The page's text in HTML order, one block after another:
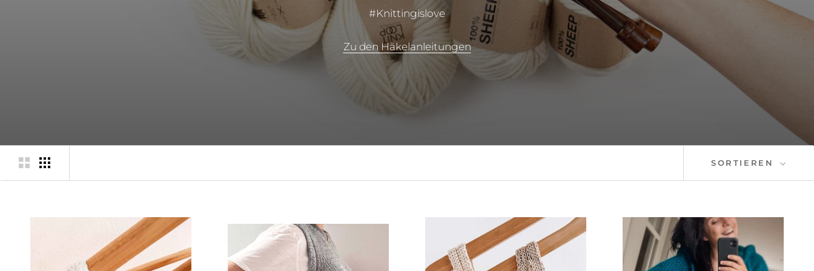
#Knittingislove
Zu den Häkelanleitungen
SORTIEREN